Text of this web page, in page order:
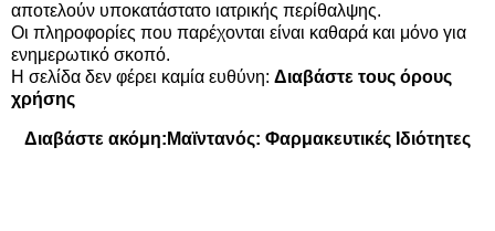
αποτελούν υποκατάστατο ιατρικής περίθαλψης.
Οι πληροφορίες που παρέχονται είναι καθαρά και μόνο για
ενημερωτικό σκοπό.
Η σελίδα δεν φέρει καμία ευθύνη: Διαβάστε τους όρους
χρήσης
Διαβάστε ακόμη: Μαϊντανός: Φαρμακευτικές Ιδιότητες